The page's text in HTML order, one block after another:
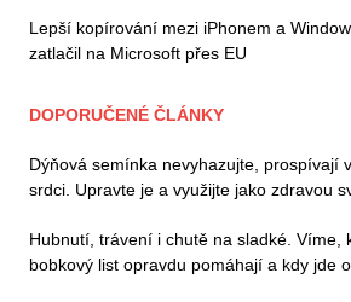
Lepší kopírování mezi iPhonem a
zatlačil na Microsoft přes EU
DOPORUČENÉ ČLÁNKY
Dýňová semínka nevyhazujte, prospívají
srdci. Upravte je a využijte jako zdravou
Hubnutí, trávení i chutě na sladké. Víme,
bobkový list opravdu pomáhají a kdy jde